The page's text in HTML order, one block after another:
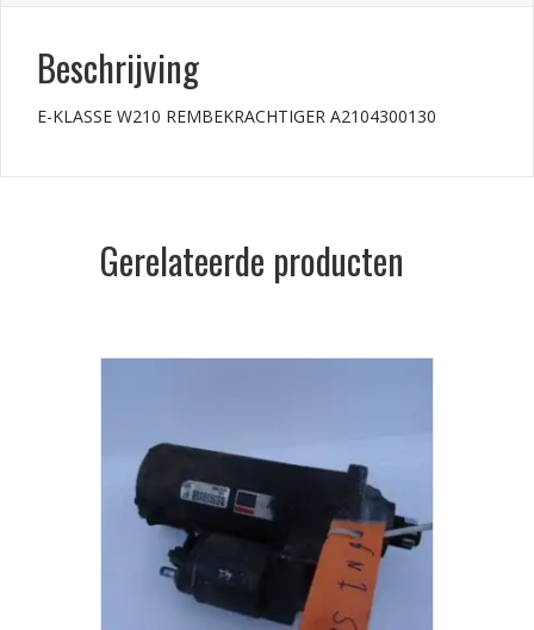
Beschrijving
E-KLASSE W210 REMBEKRACHTIGER A2104300130
Gerelateerde producten